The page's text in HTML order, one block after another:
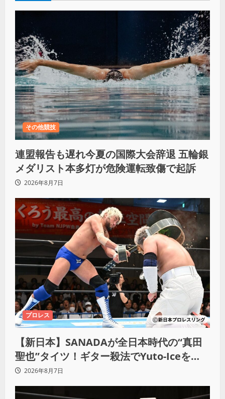
その他競技
連盟報告も遅れ今夏の国際大会辞退 五輪銀
メダリスト本多灯が危険運転致傷で起訴
2026年8月7日
プロレス
【新日本】SANADAが全日本時代の“真田
聖也”タイツ！ギター殺法でYuto-Iceを
KO「俺と闘う時は考えろ。感じるな」
2026年8月7日